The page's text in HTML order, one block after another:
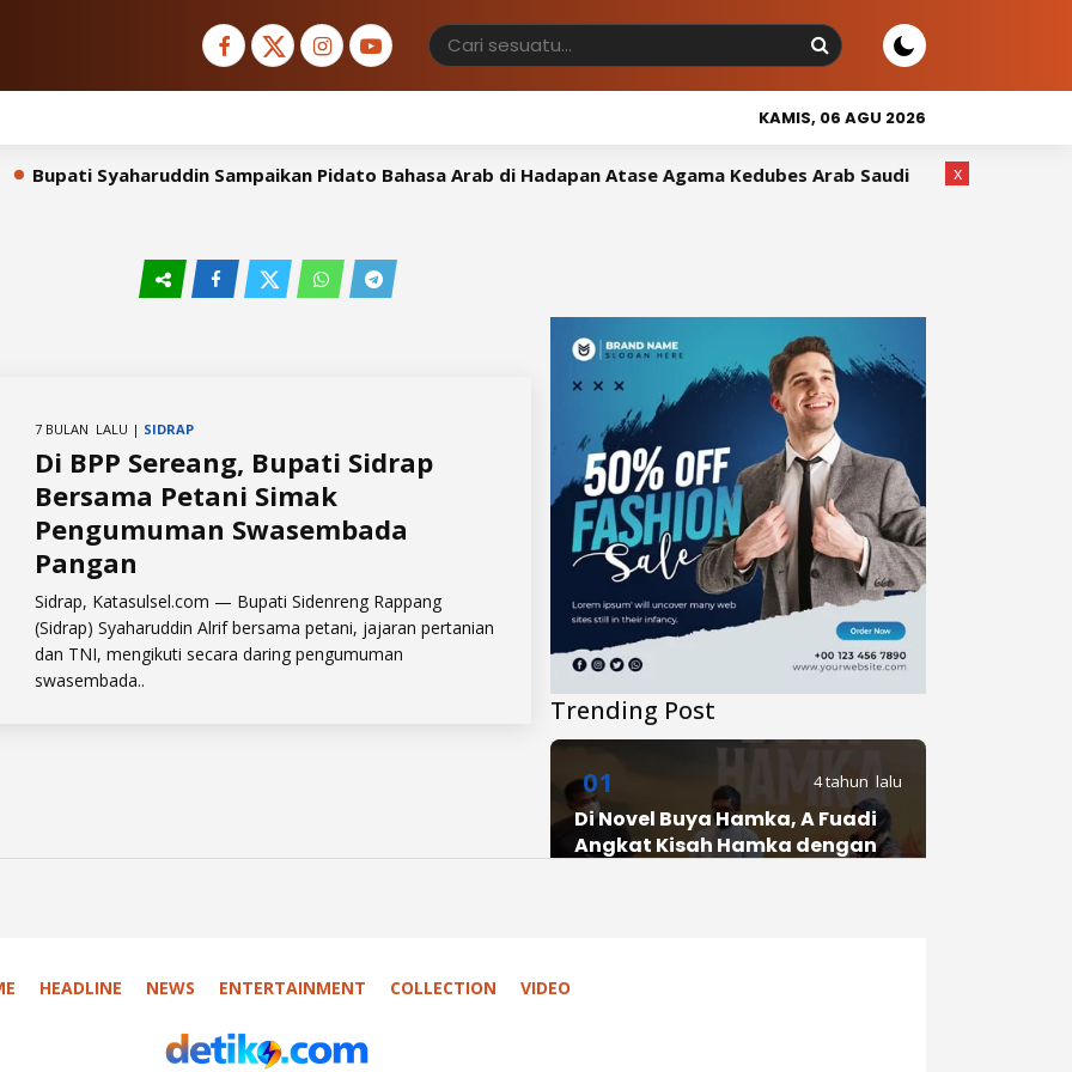
KAMIS, 06 AGU 2026
Syaharuddin Sampaikan Pidato Bahasa Arab di Hadapan Atase Agama Kedubes Arab Saudi Wakil Bupati
7 BULAN LALU | SIDRAP
Di BPP Sereang, Bupati Sidrap
Bersama Petani Simak
Pengumuman Swasembada
Pangan
Sidrap, Katasulsel.com — Bupati Sidenreng Rappang
(Sidrap) Syaharuddin Alrif bersama petani, jajaran pertanian
dan TNI, mengikuti secara daring pengumuman
swasembada..
Trending Post
01 4 tahun lalu
Di Novel Buya Hamka, A Fuadi
Angkat Kisah Hamka dengan
x
HEADLINE NEWS ENTERTAINMENT COLLECTION VIDEO